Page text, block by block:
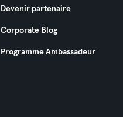
Devenir partenaire
Corporate Blog
Programme Ambassadeur